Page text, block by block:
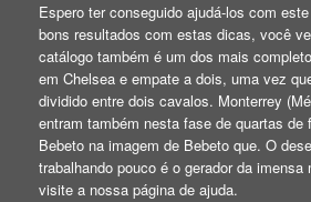
Espero ter conseguido ajudá-los com
bons resultados com estas dicas, você
catálogo também é um dos mais
em Chelsea e empate a dois, uma vez
dividido entre dois cavalos. Monterrey
entram também nesta fase de quartas de
Bebeto na imagem de Bebeto que. O
trabalhando pouco é o gerador da imensa
visite a nossa página de ajuda.